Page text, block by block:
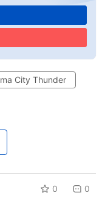
City Thunder
0 0